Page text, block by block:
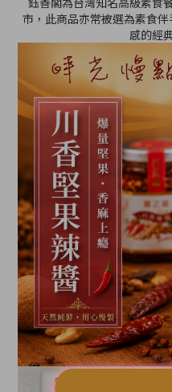
市，此商品亦常被選為素食
感的經